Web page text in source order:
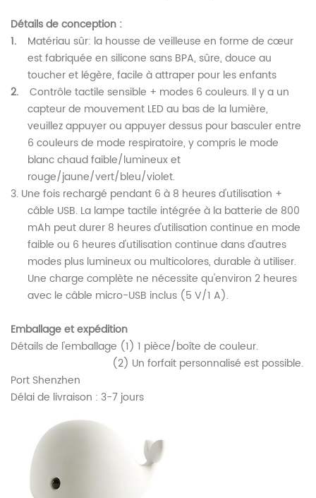
Détails de conception :
1. Matériau sûr: la housse de veilleuse en forme de cœur
est fabriquée en silicone sans BPA, sûre, douce au
toucher et légère, facile à attraper pour les enfants
2. Contrôle tactile sensible + modes 6 couleurs. Il y a un
capteur de mouvement LED au bas de la lumière,
veuillez appuyer ou appuyer dessus pour basculer entre
6 couleurs de mode respiratoire, y compris le mode
blanc chaud faible/lumineux et
rouge/jaune/vert/bleu/violet.
3. Une fois rechargé pendant 6 à 8 heures d'utilisation +
câble USB. La lampe tactile intégrée à la batterie de 800
mAh peut durer 8 heures d'utilisation continue en mode
faible ou 6 heures d'utilisation continue dans d'autres
modes plus lumineux ou multicolores, durable à utiliser.
Une charge complète ne nécessite qu'environ 2 heures
avec le câble micro-USB inclus (5 V/1 A).
Emballage et expédition
Détails de l'emballage (1) 1 pièce/boîte de couleur.
(2) Un forfait personnalisé est possible.
Port Shenzhen
Délai de livraison : 3-7 jours